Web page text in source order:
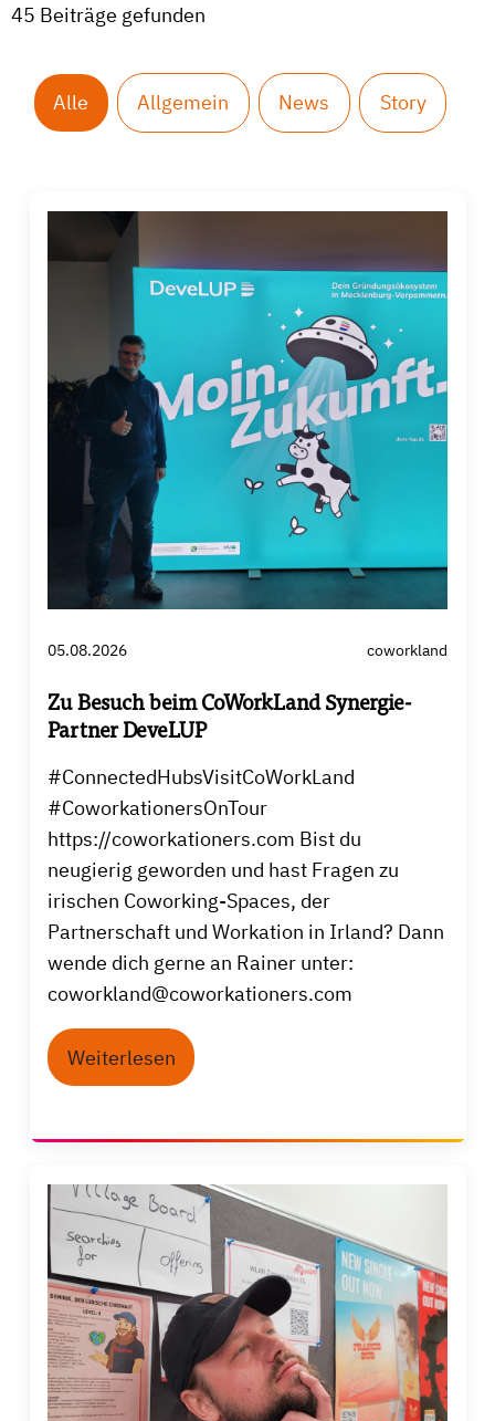
45 Beiträge gefunden
Alle Allgemein News Story
05.08.2026 coworkland
Zu Besuch beim CoWorkLand Synergie-
Partner DeveLUP
#ConnectedHubsVisitCoWorkLand
#CoworkationersOnTour
https://coworkationers.com Bist du
neugierig geworden und hast Fragen zu
irischen Coworking-Spaces, der
Partnerschaft und Workation in Irland? Dann
wende dich gerne an Rainer unter:
coworkland@coworkationers.com
Weiterlesen